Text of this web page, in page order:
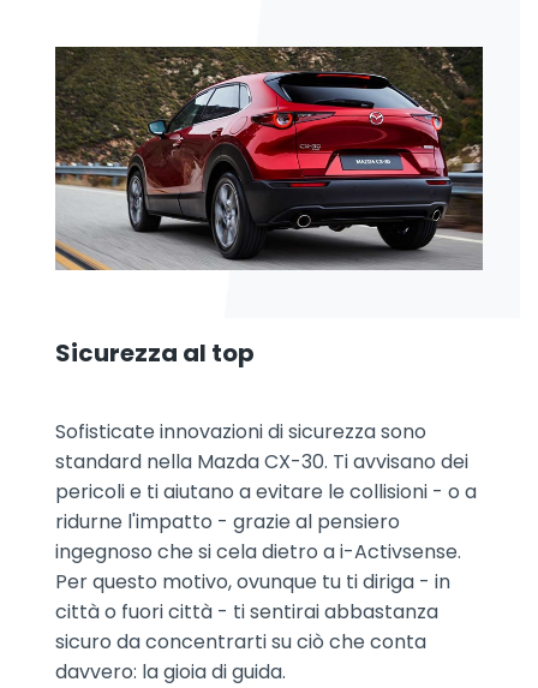
Sicurezza al top
Sofisticate innovazioni di sicurezza sono
standard nella Mazda CX-30. Ti avvisano dei
pericoli e ti aiutano a evitare le collisioni - o a
ridurne l'impatto - grazie al pensiero
ingegnoso che si cela dietro a i-Activsense.
Per questo motivo, ovunque tu ti diriga - in
città o fuori città - ti sentirai abbastanza
sicuro da concentrarti su ciò che conta
davvero: la gioia di guida.